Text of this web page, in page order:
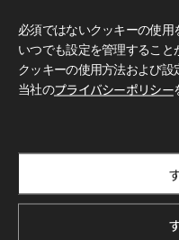
必須ではないクッキーの使用
いつでも設定を管理すること
クッキーの使用方法および設
当社のプライバシーポリシー